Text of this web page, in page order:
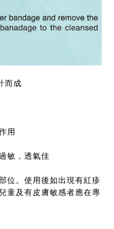
而成
用
敏，透氣佳
位。使用後如出現有紅疹
童及有皮膚敏感者應在專